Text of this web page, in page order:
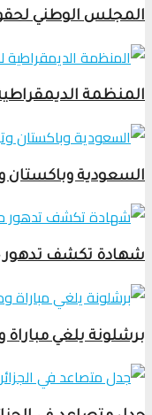
المجلس الوطني
المنظمة
السعودية وباكستان
شهادة تكشف تدهور
برشلونة يلغي